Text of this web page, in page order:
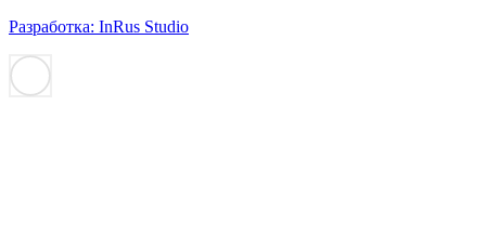
Разработка: InRus Studio